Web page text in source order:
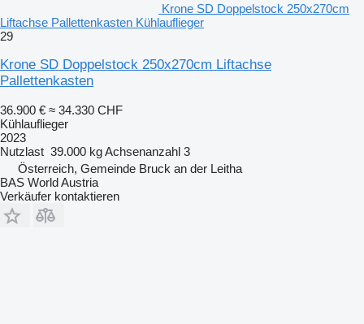
Krone SD Doppelstock 250x270cm
Liftachse Pallettenkasten Kühlauflieger
29
Krone SD Doppelstock 250x270cm Liftachse
Pallettenkasten
36.900 € ≈ 34.330 CHF
Kühlauflieger
2023
Nutzlast 39.000 kgAchsenanzahl 3
Österreich, Gemeinde Bruck an der Leitha
BAS World Austria
Verkäufer kontaktieren